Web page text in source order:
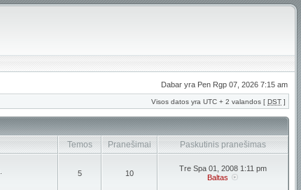
Dabar yra Pen Rgp 07, 2026 7:15 am
Visos datos yra UTC + 2 valandos [ DST ]
Temos Pranešimai
Paskutinis pranešimas
5 10
Tre Spa 01, 2008 1:11 pm
Baltas